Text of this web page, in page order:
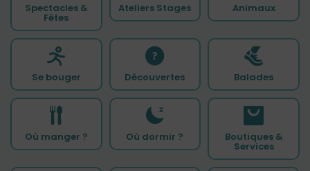
Spectacles &
Fêtes
Ateliers Stages Animaux
Se bouger Découvertes Balades
Où manger ? Où dormir ? Boutiques &
Services